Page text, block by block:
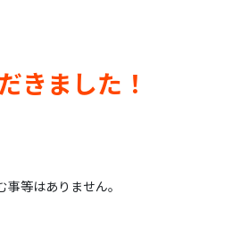
きました！
等はありません。